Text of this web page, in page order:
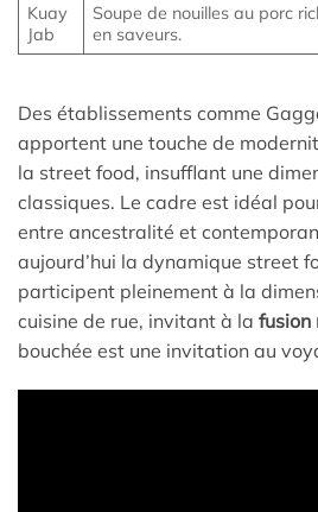
Kuay
Jab
Soupe de nouilles au porc
en saveurs.
Des établissements comme
apportent une touche de
la street food, insufflant une
classiques. Le cadre est idéal
entre ancestralité et
aujourd’hui la dynamique street
participent pleinement à la
cuisine de rue, invitant à la fusion
bouchée est une invitation au